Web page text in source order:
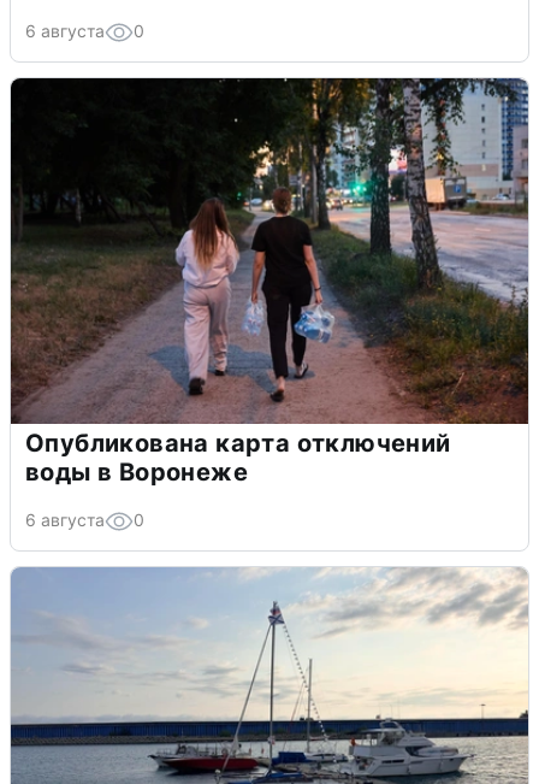
6 августа 0
Опубликована карта отключений
воды в Воронеже
6 августа 0